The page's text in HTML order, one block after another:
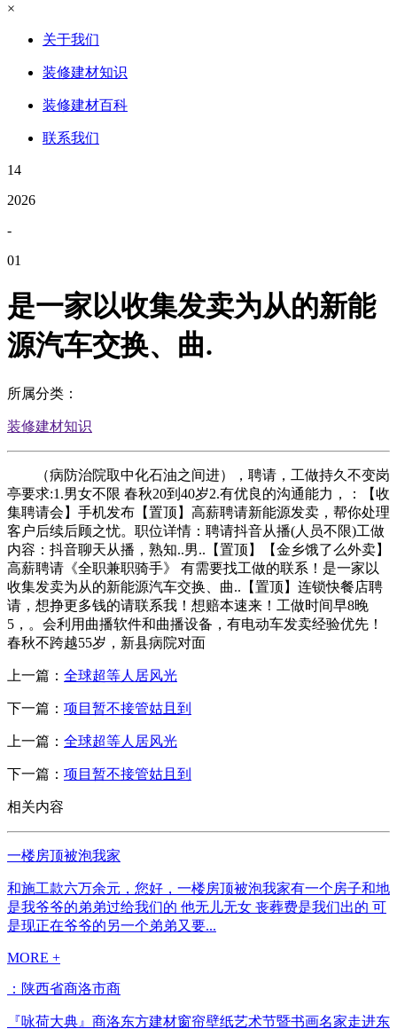
×
关于我们
装修建材知识
装修建材百科
联系我们
14
2026
-
01
是一家以收集发卖为从的新能
源汽车交换、曲.
所属分类：
装修建材知识
（病防治院取中化石油之间进），聘请，工做持久不变岗
亭要求:1.男女不限 春秋20到40岁2.有优良的沟通能力，：【收
集聘请会】手机发布【置顶】高薪聘请新能源发卖，帮你处理
客户后续后顾之忧。职位详情：聘请抖音从播(人员不限)工做
内容：抖音聊天从播，熟知..男..【置顶】【金乡饿了么外卖】
高薪聘请《全职兼职骑手》 有需要找工做的联系！是一家以
收集发卖为从的新能源汽车交换、曲..【置顶】连锁快餐店聘
请，想挣更多钱的请联系我！想赔本速来！工做时间早8晚
5，。会利用曲播软件和曲播设备，有电动车发卖经验优先！
春秋不跨越55岁，新县病院对面
上一篇： 全球超等人居风光
下一篇： 项目暂不接管姑且到
上一篇： 全球超等人居风光
下一篇： 项目暂不接管姑且到
相关内容
一楼房顶被泡我家
和施工款六万余元，您好，一楼房顶被泡我家有一个房子和地
是我爷爷的弟弟过给我们的 他无儿无女 丧葬费是我们出的 可
是现正在爷爷的另一个弟弟又要...
MORE +
：陕西省商洛市商
『咏荷大典』商洛东方建材窗帘壁纸艺术节暨书画名家走进东